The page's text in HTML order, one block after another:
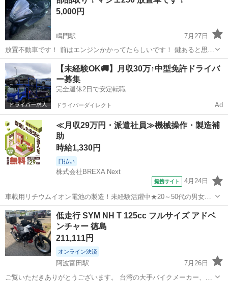
ム多...
5,000円
鳴門駅
7月27日
放置不動車です！ 前はエンジンかかってたらしいです！ 鍵あると思う
んですが今紛失中なんで、無いものと思ってください！ 書類❌ 部品取
りでお願いします！ マフラー外されてないです ノークレームノーリタ
ーンでお願いします！ 購...
徳島 鳴門市 鳴門駅 ヤマハ
【未経験OK🚚】月収30万↑中型免許ドライバ
ー募集
完全週休2日で安定転職
ドライバーダイレクト Ad
≪月収29万円・派遣社員≫機械操作・製造補
助
時給1,330円
日払い
株式会社BREXA Next
提携サイト 4月24日
車載用リチウムイオン電池の製造！未経験活躍中★20～50代の男女活
躍中！寮費無料★備品付き1R寮完備！自宅からマイカー通勤OK！無料
駐車場完備◎正社員登用制度あり！《徳島県板野郡松茂町》 人気の工
場のお仕事 ◇車載用リチウ...
徳島 その他
低走行 SYM NH T 125cc フルサイズ アドベ
ンチャー 徳島
211,111円
オンライン決済
阿波富田駅
7月26日
ご覧いただきありがとうございます。 台湾の大手バイクメーカー、